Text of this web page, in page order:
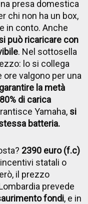
presa domestica
chi non ha un box,
in conto. Anche
può ricaricare con
. Nel sottosella
lo si collega
ore valgono per una
la metà
di carica
Yamaha, si
batteria.
2390 euro (f.c)
statali o
il prezzo
prevede
fondi, e in